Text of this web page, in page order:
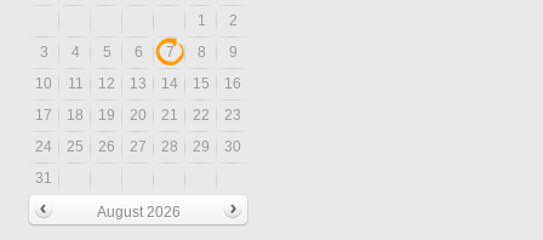
1
2
3
4 5 6 7 8
9
10
11 12 13 14 15
16
17
18 19 20 21 22
23
24
25 26 27 28 29
30
31
August 2026